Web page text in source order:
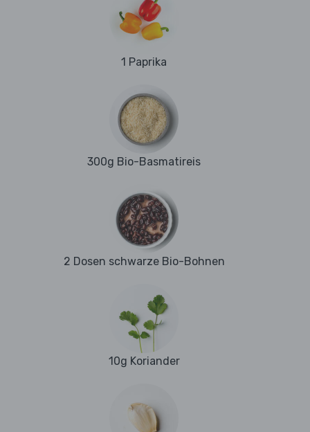
1 Paprika
300g Bio-Basmatireis
2 Dosen schwarze Bio-Bohnen
10g Koriander